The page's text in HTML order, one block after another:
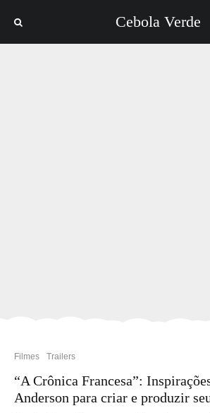
Cebola Verde
Filmes Trailers
“A Crônica Francesa”:
Anderson para criar e produzir